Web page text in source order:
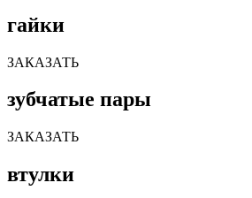
гайки
ЗАКАЗАТЬ
зубчатые пары
ЗАКАЗАТЬ
втулки